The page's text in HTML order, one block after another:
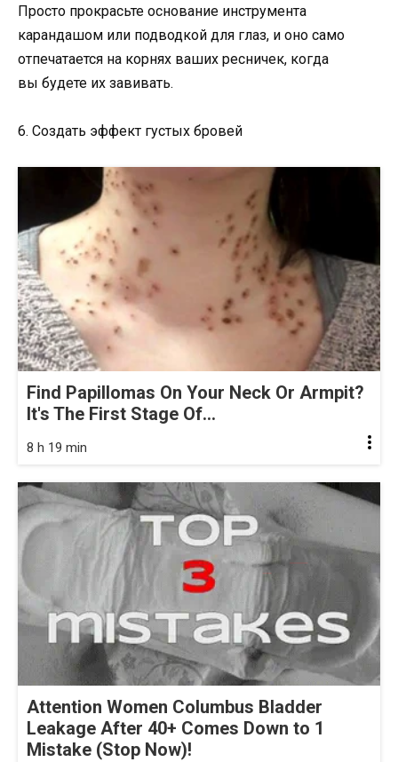
Просто прокрасьте основание инструмента
карандашом или подводкой для глаз, и оно само
отпечатается на корнях ваших ресничек, когда
вы будете их завивать.
6. Создать эффект густых бровей
Find Papillomas On Your Neck Or Armpit?
It's The First Stage Of...
8 h 19 min
Attention Women Columbus Bladder
Leakage After 40+ Comes Down to 1
Mistake (Stop Now)!